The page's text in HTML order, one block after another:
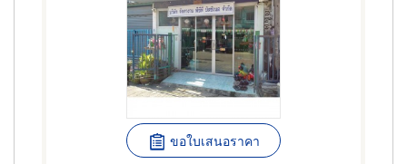
ขอใบเสนอราคา